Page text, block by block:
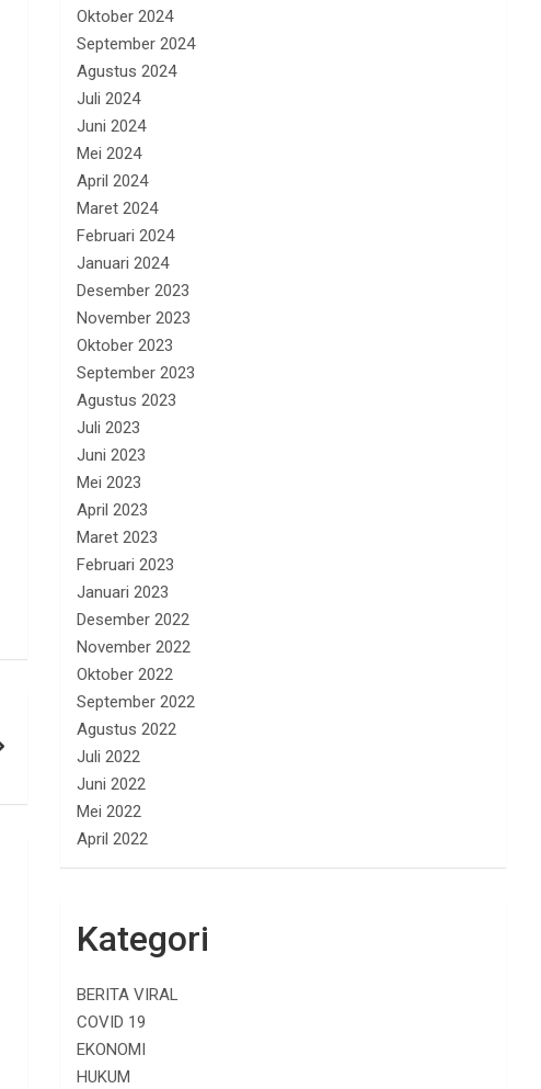
Oktober 2024
September 2024
Agustus 2024
Juli 2024
Juni 2024
Mei 2024
April 2024
Maret 2024
Februari 2024
Januari 2024
Desember 2023
November 2023
Oktober 2023
September 2023
Agustus 2023
Juli 2023
Juni 2023
Mei 2023
April 2023
Maret 2023
Februari 2023
Januari 2023
Desember 2022
November 2022
Oktober 2022
September 2022
Agustus 2022
Juli 2022
Juni 2022
Mei 2022
April 2022
Kategori
BERITA VIRAL
COVID 19
EKONOMI
HUKUM